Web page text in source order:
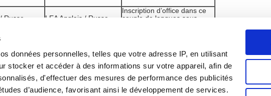
données personnelles, telles que votre adresse IP, en utilisant
stocker et accéder à des informations sur votre appareil, afin de
d'effectuer des mesures de performance des publicités
d’audience, favorisant ainsi le développement de services.
Russe LEA Anglais / Russe
Inscription d’office dans ce
couple de langues sous
Portugais
LEA Espagnol
/Portugais
couple de langues sous
réserve d'affectation par